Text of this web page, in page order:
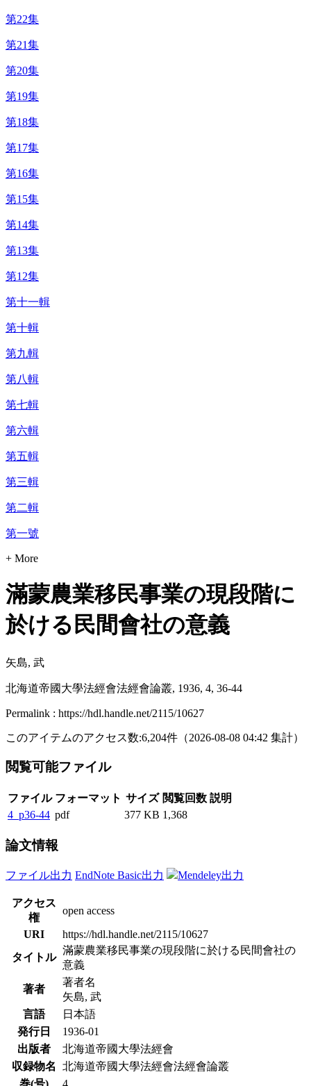
第22集
第21集
第20集
第19集
第18集
第17集
第16集
第15集
第14集
第13集
第12集
第十一輯
第十輯
第九輯
第八輯
第七輯
第六輯
第五輯
第三輯
第二輯
第一號
+ More
滿蒙農業移民事業の現段階に
於ける民間會社の意義
矢島, 武
北海道帝國大學法經會法經會論叢, 1936, 4, 36-44
Permalink : https://hdl.handle.net/2115/10627
このアイテムのアクセス数:6,204件 （2026-08-08 04:42 集計）
閲覧可能ファイル
ファイル フォーマット サイズ 閲覧回数 説明
4_p36-44 pdf 377 KB 1,368
論文情報
ファイル出力 EndNote Basic出力 Mendeley出力
アクセス
権
open access
URI
https://hdl.handle.net/2115/10627
タイトル
滿蒙農業移民事業の現段階に於ける民間會社の
意義
著者
著者名
矢島, 武
言語
日本語
発行日
1936-01
出版者
北海道帝國大學法經會
収録物名
北海道帝國大學法經會法經會論叢
巻(号)
4